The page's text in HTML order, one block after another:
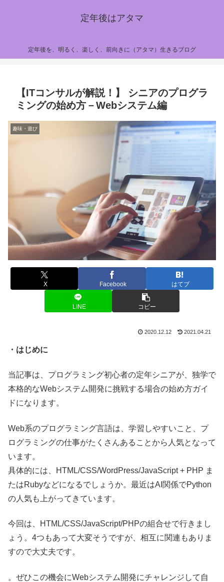
定年後はアタマ
定年後を、明るく、楽しく、前向きに（アタマ）生きるブログ
【ITコンサルが解説！】 シニアのプログラ
ミングの始め方－Webシステム編
趣味・遊び
X Facebook はてブ
LINE コピー
2020.12.12 2021.04.21
・はじめに
当記事は、プログラミング初心者の定年シニアが、独学で
本格的なWebシステム開発に挑戦する場合の始め方ガイ
ドになります。
Web系のプログラミング言語は、学習しやすいこと、プ
ログラミングの仕事がたくさんあることから人気となって
います。
具体的には、HTML/CSS/WordPress/JavaScript + PHP ま
たはRubyなどになるでしょうか。最近はAI関係でPython
の人気も上がってきています。
今回は、HTML/CSS/JavaScript/PHPの組合せで行きまし
ょう。4つもあって大変そうですが、相互に関連もありま
すので大丈夫です。
。ぜひこの機会にWebシステム開発にチャレンジして自